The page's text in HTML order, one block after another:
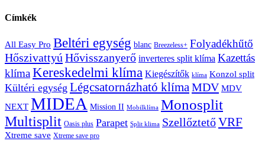
Címkék
All Easy Pro Beltéri egység blanc Breezeless+ Folyadékhűtő
Hőszivattyú Hővisszanyerő inverteres split klíma Kazettás
klímaKereskedelmi klíma Kiegészítők klíma Konzol split
Kültéri egység Légcsatornázható klíma MDV MDV
NEXT MIDEA Mission II Mobilklíma Monosplit
Multisplit Oasis plus Parapet Split klima SzellőztetőVRF
Xtreme save Xtreme save pro